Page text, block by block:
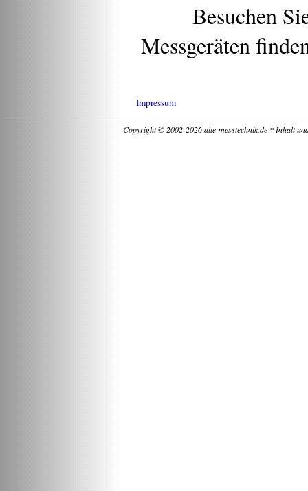
Besuchen
Messgeräten
Impressum
Copyright © 2002-2026 alte-messtechnik.de * Inhalt